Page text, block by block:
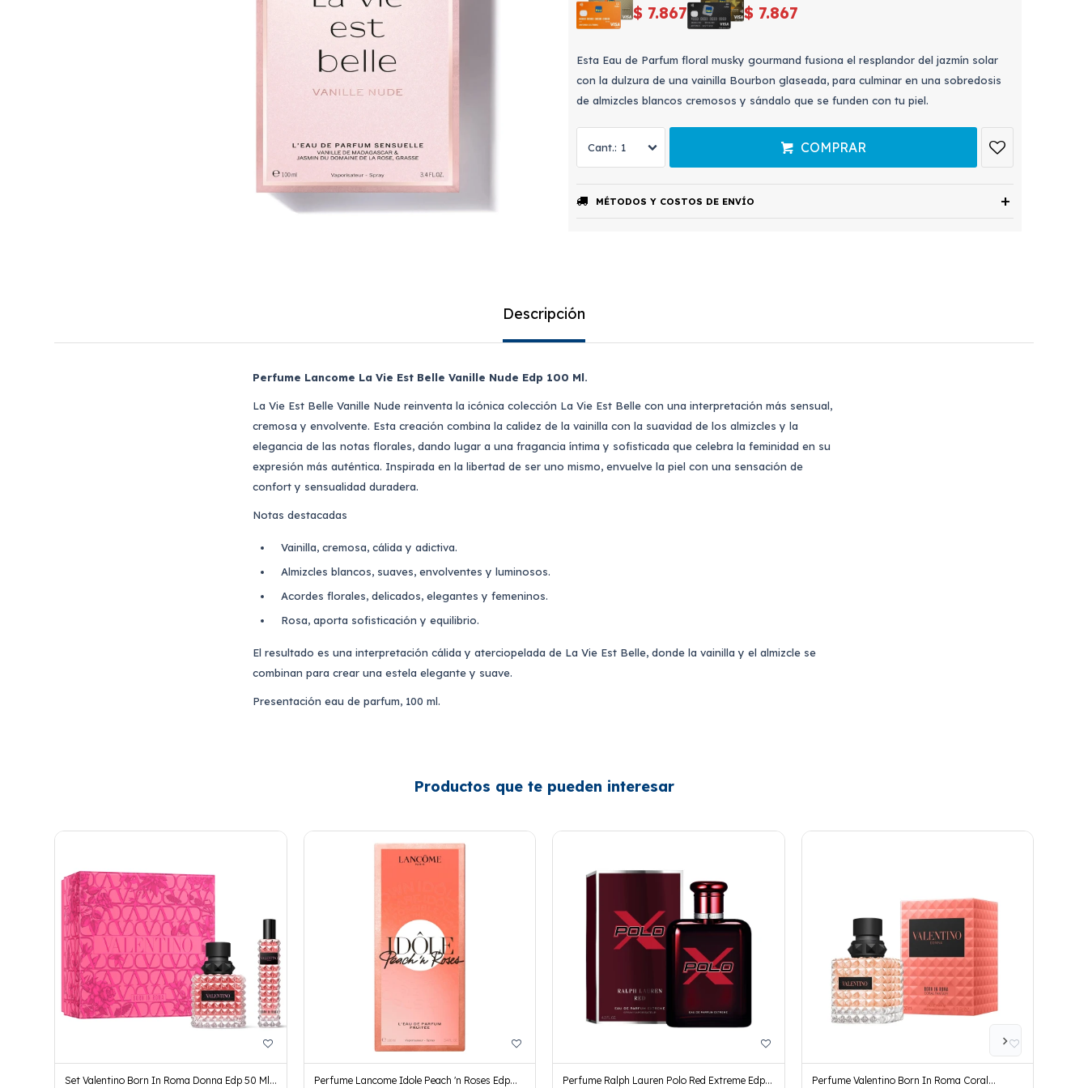
$ 7.867 $ 7.867
Esta Eau de Parfum floral musky gourmand fusiona el resplandor del jazmín solar
con la dulzura de una vainilla Bourbon glaseada, para culminar en una sobredosis
de almizcles blancos cremosos y sándalo que se funden con tu piel.
1 COMPRAR
MÉTODOS Y COSTOS DE ENVÍO
Descripción
Perfume Lancome La Vie Est Belle Vanille Nude Edp 100 Ml.
La Vie Est Belle Vanille Nude reinventa la icónica colección La Vie Est Belle con una interpretación más sensual,
cremosa y envolvente. Esta creación combina la calidez de la vainilla con la suavidad de los almizcles y la
elegancia de las notas florales, dando lugar a una fragancia íntima y sofisticada que celebra la feminidad en su
expresión más auténtica. Inspirada en la libertad de ser uno mismo, envuelve la piel con una sensación de
confort y sensualidad duradera.
Notas destacadas
Vainilla, cremosa, cálida y adictiva.
Almizcles blancos, suaves, envolventes y luminosos.
Acordes florales, delicados, elegantes y femeninos.
Rosa, aporta sofisticación y equilibrio.
El resultado es una interpretación cálida y aterciopelada de La Vie Est Belle, donde la vainilla y el almizcle se
combinan para crear una estela elegante y suave.
Presentación eau de parfum, 100 ml.
Productos que te pueden interesar
Set Valentino Born In Roma Donna Edp 50 Ml
Perfume Lancome Idole Peach 'n Roses Edp
Perfume Ralph Lauren Polo Red Extreme Edp
Perfume Valentino Born In Roma Coral